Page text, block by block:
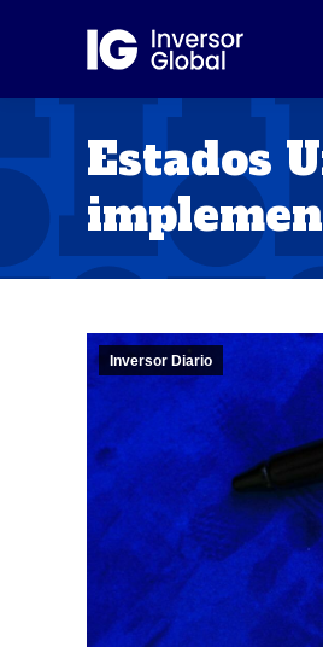
Estados
Inversor Diario